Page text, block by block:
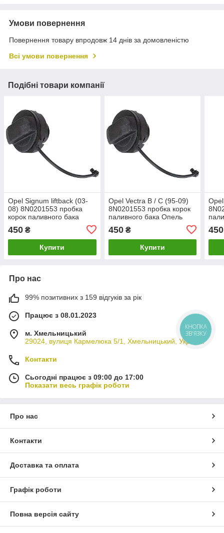
Умови повернення
Повернення товару впродовж 14 днів за домовленістю
Всі умови повернення
Подібні товари компанії
Opel Signum liftback (03-
08) 8N0201553 пробка
корок паливного бака
450 ₴
Купити
Opel Vectra B / C (95-09)
8N0201553 пробка корок
паливного бака Опель
450₴
Купити
450
Про нас
99% позитивних з 159 відгуків за рік
Працює з 08.01.2023
м. Хмельницький
29024, вулиця Кармелюка 5/1, Хмельницький, Україна
Контакти
Сьогодні працює з 09:00 до 17:00
Показати весь графік роботи
Про нас
Контакти
Доставка та оплата
Графік роботи
Повна версія сайту
КНОПКА
ЗВ'ЯЗКУ